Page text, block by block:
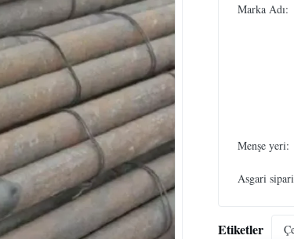
Marka Adı:
Menşe yeri:
Asgari
Etiketler